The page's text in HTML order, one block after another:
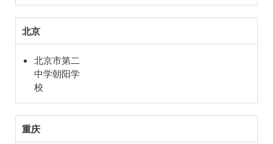
北京
北京市第二
中学朝阳学
校
重庆